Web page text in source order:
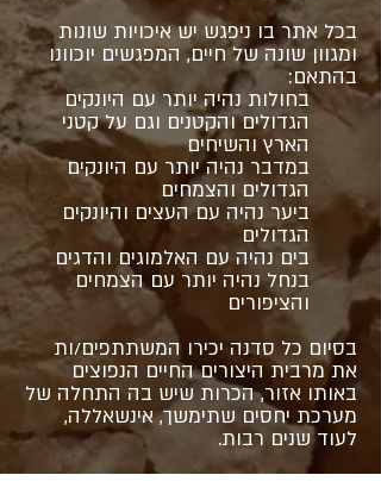
בכל אתר בו ניפגש יש איכויות שונות
ומגוון שונה של חיים, המפגשים יוכוונו
בהתאם:
בחולות נהיה יותר עם היונקים
הגדולים והקטנים וגם על קטני
הארץ והשיחים
במדבר נהיה יותר עם היונקים
הגדולים והצמחים
ביער נהיה עם העצים והיונקים
הגדולים
בים נהיה עם האלמוגים והדגים
בנחל נהיה יותר עם הצמחים
והציפורים
בסיום כל סדנה יכירו המשתתפים/ות
את מרבית היצורים החיים הנפוצים
באותו אזור, הכרות שיש בה התחלה של
מערכת יחסים שתימשך, אינשאללה,
לעוד שנים רבות.